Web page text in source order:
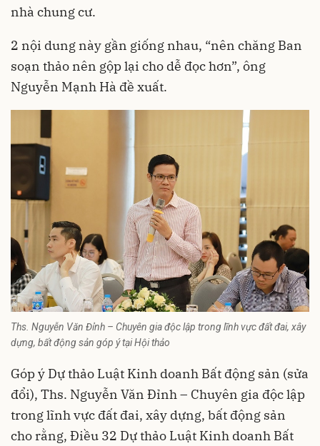
nhà chung cư.
2 nội dung này gần giống nhau, “nên chăng Ban
soạn thảo nên gộp lại cho dễ đọc hơn”, ông
Nguyễn Mạnh Hà đề xuất.
Ths. Nguyễn Văn Đỉnh – Chuyên gia độc lập trong lĩnh vực đất đai, xây
dựng, bất động sản góp ý tại Hội thảo
Góp ý Dự thảo Luật Kinh doanh Bất động sản (sửa
đổi), Ths. Nguyễn Văn Đỉnh – Chuyên gia độc lập
trong lĩnh vực đất đai, xây dựng, bất động sản
cho rằng, Điều 32 Dự thảo Luật Kinh doanh Bất